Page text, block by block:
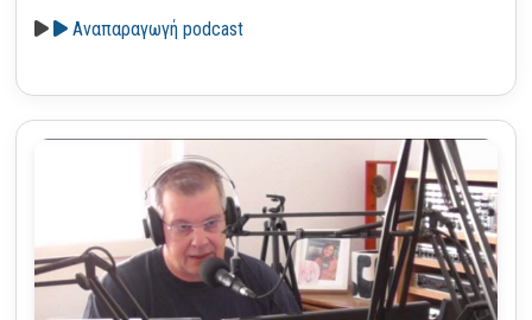
Αναπαραγωγή podcast